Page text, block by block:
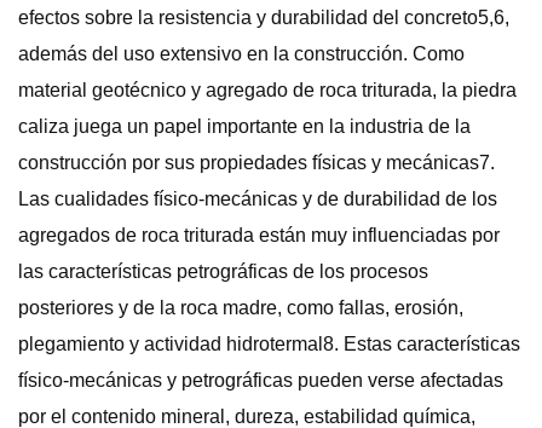
efectos sobre la resistencia y durabilidad del concreto5,6,
además del uso extensivo en la construcción. Como
material geotécnico y agregado de roca triturada, la piedra
caliza juega un papel importante en la industria de la
construcción por sus propiedades físicas y mecánicas7.
Las cualidades físico-mecánicas y de durabilidad de los
agregados de roca triturada están muy influenciadas por
las características petrográficas de los procesos
posteriores y de la roca madre, como fallas, erosión,
plegamiento y actividad hidrotermal8. Estas características
físico-mecánicas y petrográficas pueden verse afectadas
por el contenido mineral, dureza, estabilidad química,